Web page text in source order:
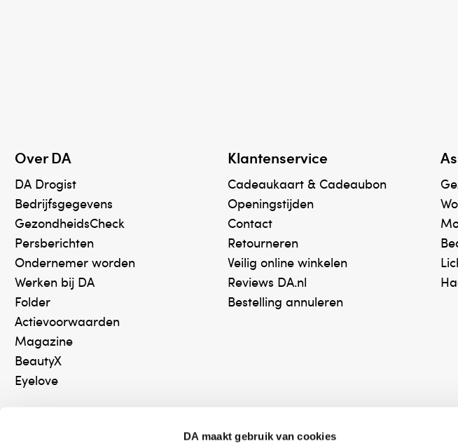
DA maakt gebruik van cookies
Over DA
DA Drogist
Bedrijfsgegevens
GezondheidsCheck
Persberichten
Ondernemer worden
Werken bij DA
Folder
Actievoorwaarden
Magazine
BeautyX
Eyelove
Klantenservice
Cadeaukaart & Cadeaubon
Openingstijden
Contact
Retourneren
Veilig online winkelen
Reviews DA.nl
Bestelling annuleren